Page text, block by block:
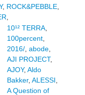
, ROCK&PEBBLE,
10¹² TERRA,
100percent,
2016/, abode,
AJI PROJECT,
AJOY, Aldo
Bakker, ALESSI
A Question of